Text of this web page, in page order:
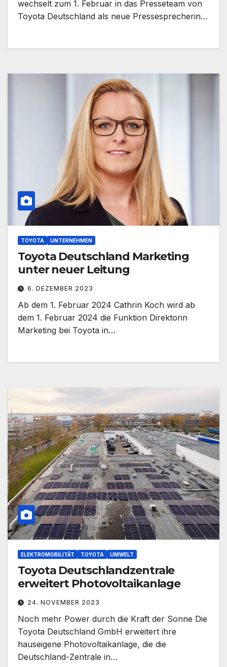
wechselt zum 1. Februar in das Presseteam von
Toyota Deutschland als neue Pressesprecherin…
TOYOTA UNTERNEHMEN
Toyota Deutschland Marketing
unter neuer Leitung
6. DEZEMBER 2023
Ab dem 1. Februar 2024 Cathrin Koch wird ab
dem 1. Februar 2024 die Funktion Direktorin
Marketing bei Toyota in…
ELEKTROMOBILITÄT TOYOTA UMWELT
Toyota Deutschlandzentrale
erweitert Photovoltaikanlage
24. NOVEMBER 2023
Noch mehr Power durch die Kraft der Sonne Die
Toyota Deutschland GmbH erweitert ihre
hauseigene Photovoltaikanlage, die die
Deutschland-Zentrale in…